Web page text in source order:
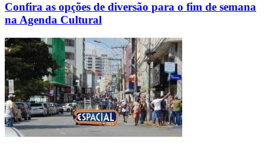
Confira as opções de diversão para o fim de semana
na Agenda Cultural